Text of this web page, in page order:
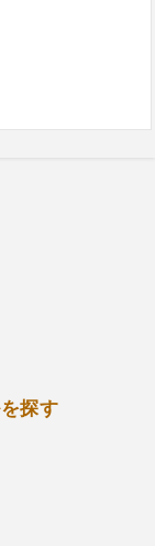
探す